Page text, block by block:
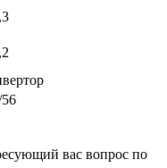
вас вопрос по